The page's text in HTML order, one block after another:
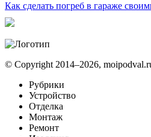
Как сделать погреб в гараже
© Copyright 2014–2026,
Рубрики
Устройство
Отделка
Монтаж
Ремонт